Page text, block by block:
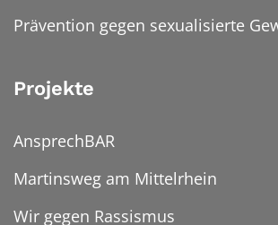
Prävention gegen sexualisierte
Projekte
AnsprechBAR
Martinsweg am Mittelrhein
Wir gegen Rassismus